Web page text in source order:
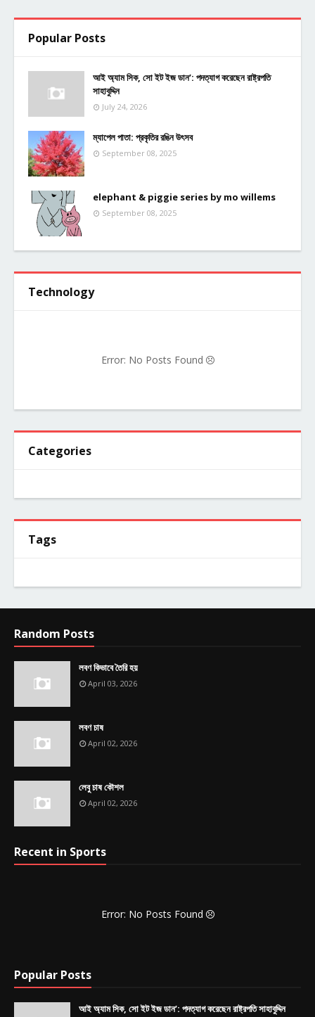
Popular Posts
আই অ্যাম সিক, সো ইট ইজ ডান’: পদত্যাগ করেছেন রাষ্ট্রপতি
সাহাবুদ্দিন
July 24, 2026
ম্যাপেল পাতা: প্রকৃতির রঙিন উৎসব
September 08, 2025
elephant & piggie series by mo willems
September 08, 2025
Technology
Error: No Posts Found
Categories
Tags
Random Posts
লবণ কিভাবে তৈরি হয়
April 03, 2026
লবণ চাষ
April 02, 2026
লেবু চাষ কৌশল
April 02, 2026
Recent in Sports
Error: No Posts Found
Popular Posts
আই অ্যাম সিক, সো ইট ইজ ডান’: পদত্যাগ করেছেন রাষ্ট্রপতি সাহাবুদ্দিন